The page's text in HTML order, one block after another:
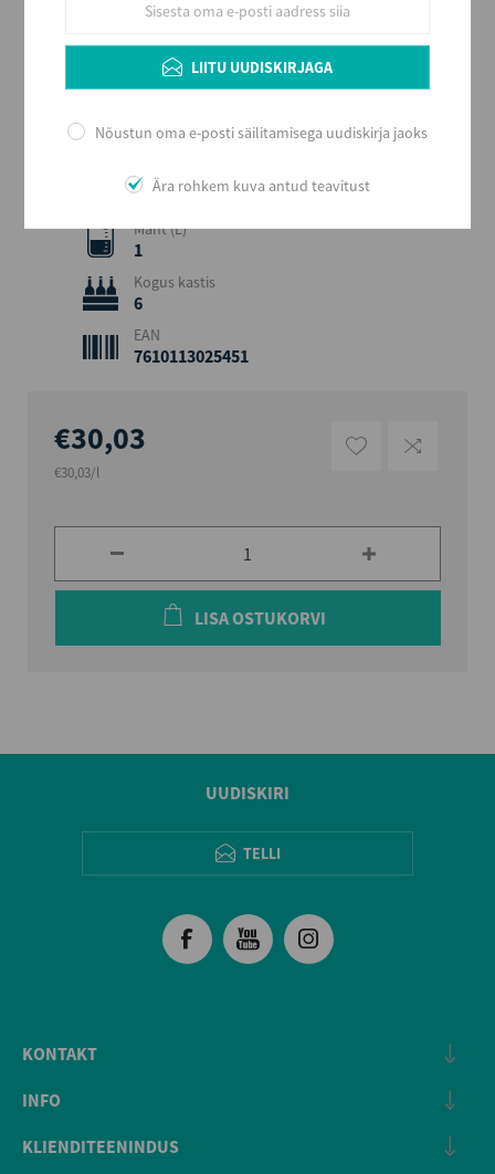
Tootja
M&R S.p.A.
Itaalia
Alkoholi sisaldus
32,5
Maht (L)
1
Kogus kastis
6
EAN
7610113025451
€30,03
€30,03/l
LISA OSTUKORVI
UUDISKIRI
TELLI
KONTAKT
INFO
KLIENDITEENINDUS
LIITU UUDISKIRJAGA
Nõustun oma e-posti säilitamisega uudiskirja jaoks
Ära rohkem kuva antud teavitust